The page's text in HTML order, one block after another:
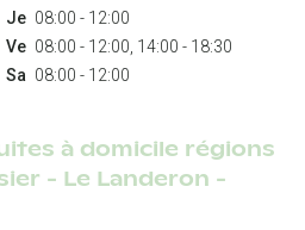
Je
Ve
Sa 08:00 - 12:00
à domicile régions
- Le Landeron -